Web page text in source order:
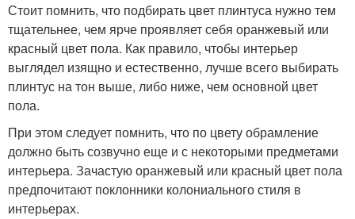
Стоит помнить, что подбирать цвет плинтуса нужно тем
тщательнее, чем ярче проявляет себя оранжевый или
красный цвет пола. Как правило, чтобы интерьер
выглядел изящно и естественно, лучше всего выбирать
плинтус на тон выше, либо ниже, чем основной цвет
пола.
При этом следует помнить, что по цвету обрамление
должно быть созвучно еще и с некоторыми предметами
интерьера. Зачастую оранжевый или красный цвет пола
предпочитают поклонники колониального стиля в
интерьерах.